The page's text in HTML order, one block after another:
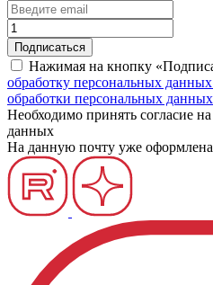
Нажимая на кнопку
обработку персональных данных
обработки персональных данных
Необходимо принять согласие
данных
На данную почту уже